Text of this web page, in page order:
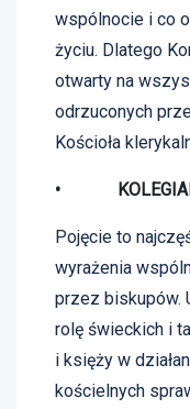
wspólnocie i co
życiu. Dlatego
otwarty na
odrzuconych
Kościoła
•
Pojęcie to
wyrażenia
przez biskupów.
rolę świeckich i
i księży w
kościelnych